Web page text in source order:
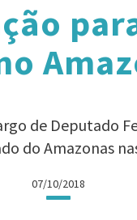
de Deputado
do Amazonas
07/10/2018